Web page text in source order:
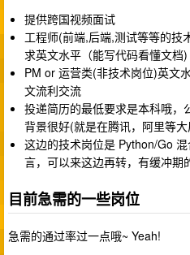
提供跨国视频面试
工程师(前端,后端,测试等等的技
求英文水平（能写代码看懂文档)
PM or 运营类(非技术岗位)英文
文流利交流
投递简历的最低要求是本科哦，
背景很好(就是在腾讯，阿里等
这边的技术岗位是 Python/Go
言，可以来这边再转，有缓冲期
目前急需的一些岗位
急需的通过率过一点哦~ Yeah!